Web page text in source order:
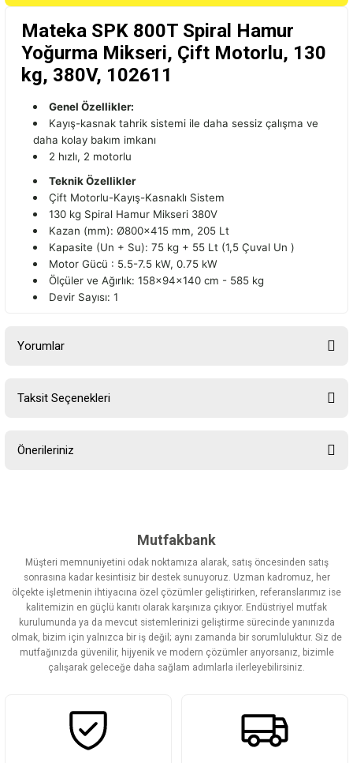
Mateka SPK 800T Spiral Hamur
Yoğurma Mikseri, Çift Motorlu, 130
kg, 380V, 102611
Genel Özellikler:
Kayış-kasnak tahrik sistemi ile daha sessiz çalışma ve
daha kolay bakım imkanı
2 hızlı, 2 motorlu
Teknik Özellikler
Çift Motorlu-Kayış-Kasnaklı Sistem
130 kg Spiral Hamur Mikseri 380V
Kazan (mm): Ø800x415 mm, 205 Lt
Kapasite (Un + Su): 75 kg + 55 Lt (1,5 Çuval Un )
Motor Gücü : 5.5-7.5 kW, 0.75 kW
Ölçüler ve Ağırlık: 158x94x140 cm - 585 kg
Devir Sayısı: 1
Yorumlar
Taksit Seçenekleri
Önerileriniz
Görüş ve önerileriniz için teşekkür ederiz.
Ürün resmi kalitesiz, bozuk veya görüntülenemiyor.
Ürün açıklamasında eksik bilgiler bulunuyor.
Ürün bilgilerinde hatalar bulunuyor.
Ürün fiyatı diğer sitelerden daha pahalı.
Bu ürüne benzer farklı alternatifler olmalı.
Mutfakbank
Müşteri memnuniyetini odak noktamıza alarak, satış öncesinden satış
sonrasına kadar kesintisiz bir destek sunuyoruz. Uzman kadromuz, her
ölçekte işletmenin ihtiyacına özel çözümler geliştirirken, referanslarımız ise
kalitemizin en güçlü kanıtı olarak karşınıza çıkıyor. Endüstriyel mutfak
kurulumunda ya da mevcut sistemlerinizi geliştirme sürecinde yanınızda
olmak, bizim için yalnızca bir iş değil; aynı zamanda bir sorumluluktur. Siz de
mutfağınızda güvenilir, hijyenik ve modern çözümler arıyorsanız, bizimle
çalışarak geleceğe daha sağlam adımlarla ilerleyebilirsiniz.